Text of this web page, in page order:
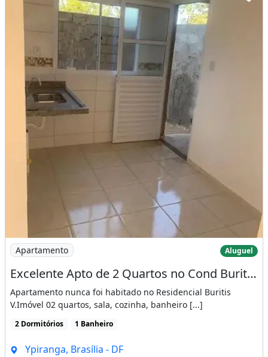
Imagem: Excelente Apto de 2 Quartos no Cond Buritis
Apartamento Aluguel
Excelente Apto de 2 Quartos no Cond Buritis V Ypiranga
Apartamento nunca foi habitado no Residencial Buritis
V.Imóvel 02 quartos, sala, cozinha, banheiro [...]
2 Dormitórios 1 Banheiro
Ypiranga, Brasília - DF